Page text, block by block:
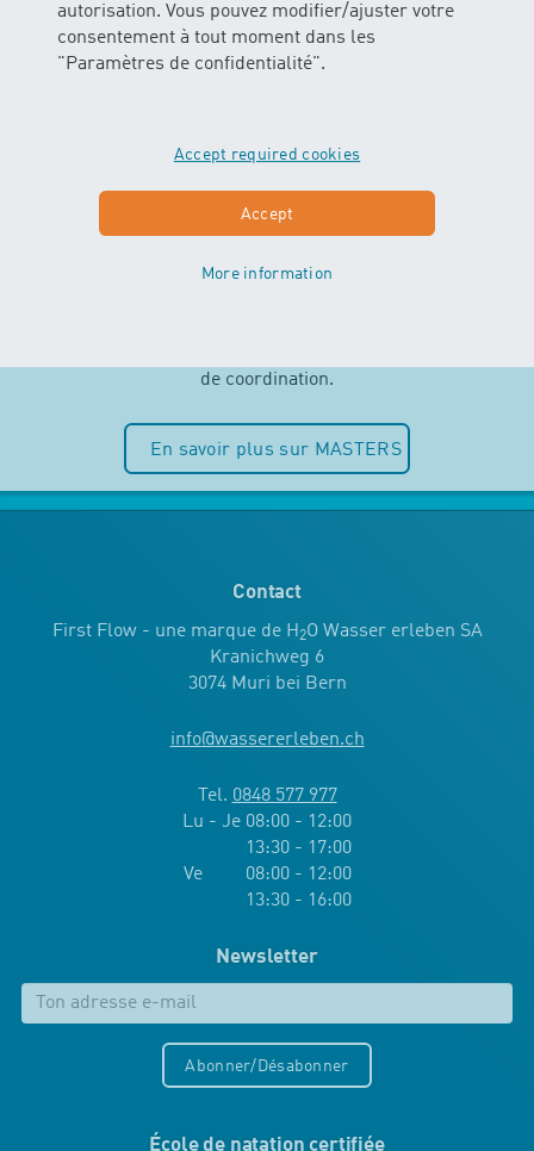
autorisation. Vous pouvez modifier/ajuster votre
consentement à tout moment dans les
"Paramètres de confidentialité".
Accept required cookies
Accept
More information
MASTERS
Indépendance et plaisir de l’eau sont
de coordination.
En savoir plus sur MASTERS
Contact
First Flow - une marque de H2O Wasser erleben SA
Kranichweg 6
3074 Muri bei Bern
info@wassererleben.ch
Tel. 0848 577 977
Lu - Je 08:00 - 12:00
13:30 - 17:00
Ve 08:00 - 12:00
13:30 - 16:00
Newsletter
Abonner/Désabonner
École de natation certifiée